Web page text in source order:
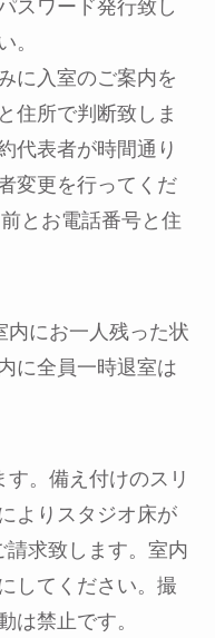
スワード発行致し
。
に入室のご案内を
住所で判断致しま
代表者が時間通り
変更を行ってくだ
とお電話番号と住
内にお一人残った状
に全員一時退室は
。備え付けのスリ
よりスタジオ床が
求致します。室内
してください。撮
は禁止です。